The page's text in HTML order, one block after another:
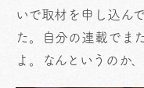
いで取材を申し込ん
た。自分の連載でま
よ。なんというのか